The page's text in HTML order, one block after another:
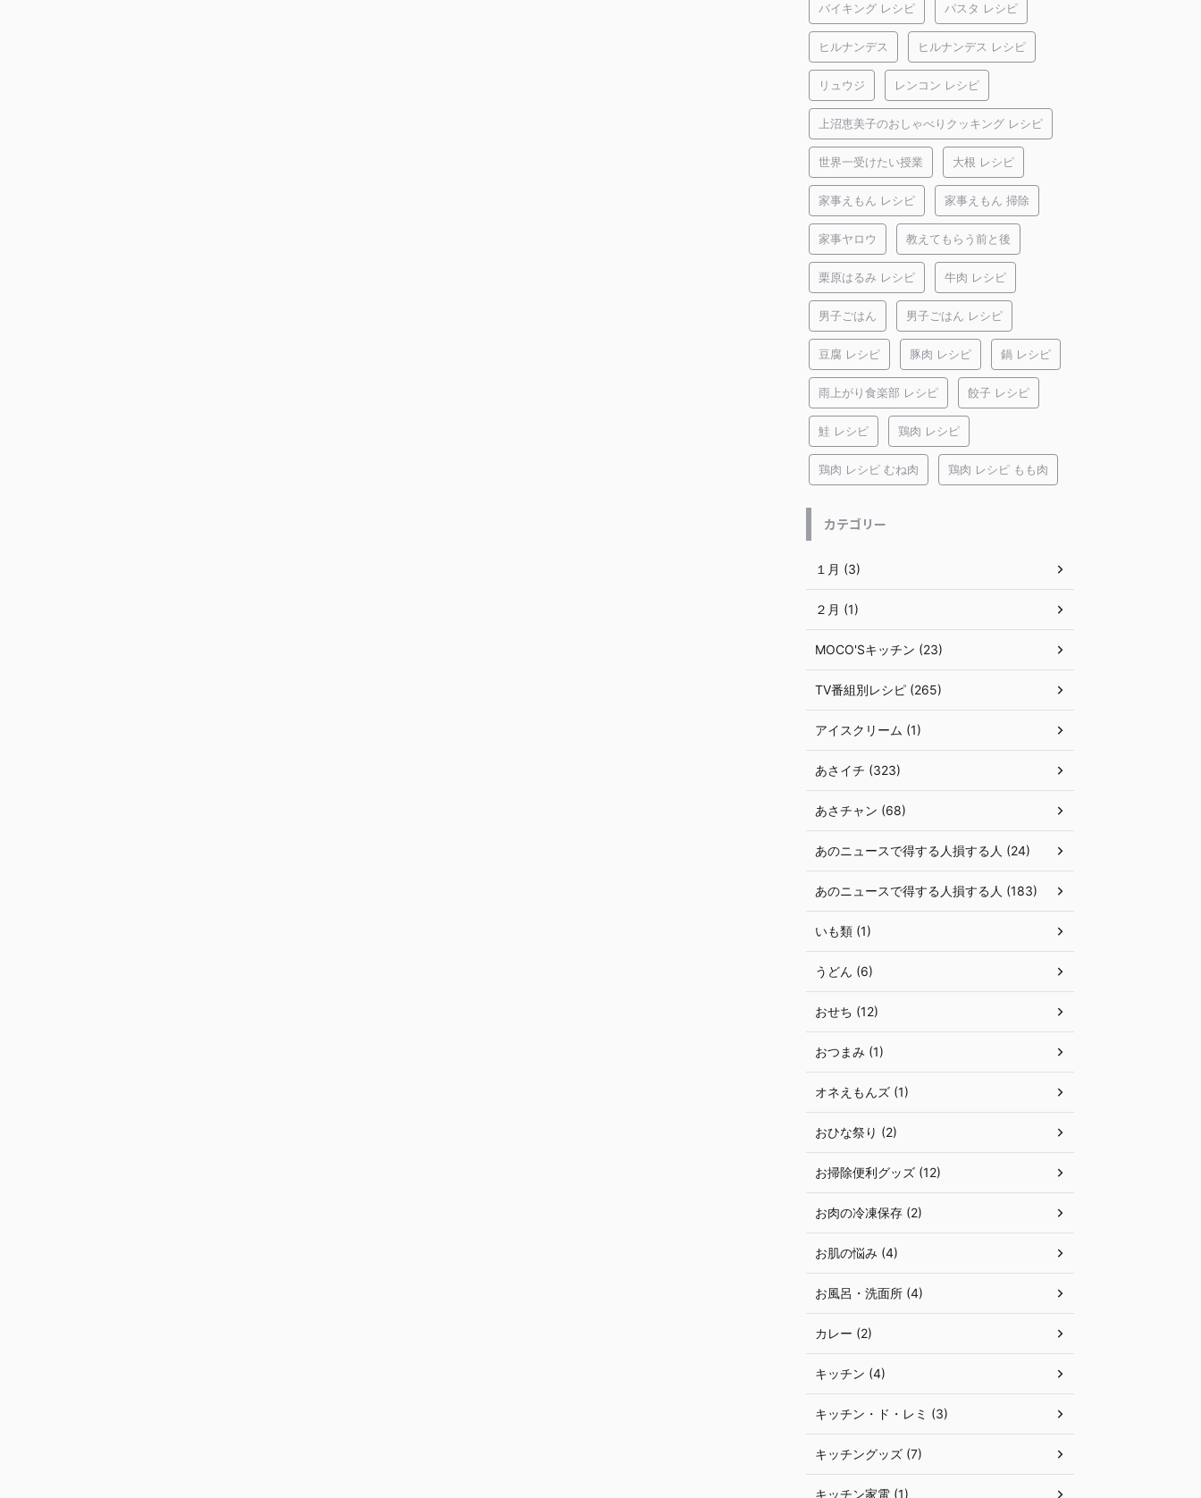
バイキング レシピ パスタ レシピ
ヒルナンデス ヒルナンデス レシピ
リュウジ レンコン レシピ
上沼恵美子のおしゃべりクッキング レシピ
世界一受けたい授業 大根 レシピ
家事えもん レシピ 家事えもん 掃除
家事ヤロウ 教えてもらう前と後
栗原はるみ レシピ 牛肉 レシピ
男子ごはん 男子ごはん レシピ
豆腐 レシピ 豚肉 レシピ 鍋 レシピ
雨上がり食楽部 レシピ 餃子 レシピ
鮭 レシピ 鶏肉 レシピ
鶏肉 レシピ むね肉 鶏肉 レシピ もも肉
カテゴリー
１月 (3)
２月 (1)
MOCO'Sキッチン (23)
TV番組別レシピ (265)
アイスクリーム (1)
あさイチ (323)
あさチャン (68)
あのニュースで得する人損する人 (24)
あのニュースで得する人損する人 (183)
いも類 (1)
うどん (6)
おせち (12)
おつまみ (1)
オネえもんズ (1)
おひな祭り (2)
お掃除便利グッズ (12)
お肉の冷凍保存 (2)
お肌の悩み (4)
お風呂・洗面所 (4)
カレー (2)
キッチン (4)
キッチン・ド・レミ (3)
キッチングッズ (7)
キッチン家電 (1)